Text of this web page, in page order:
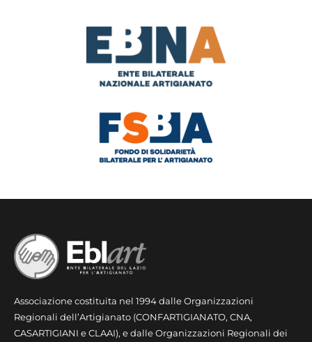
Associazione costituita nel 1994 dalle Organizzazioni
Regionali dell’Artigianato (CONFARTIGIANATO, CNA,
CASARTIGIANI e CLAAI), e dalle Organizzazioni Regionali dei